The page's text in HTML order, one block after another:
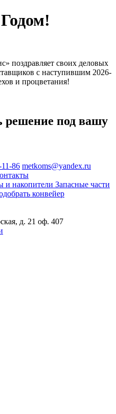
поздравляет своих деловых
с наступившим 2026-
и процветания!
решение под вашу
86 metkoms@yandex.ru
и накопители Запасные части
конвейер
д. 21 оф. 407